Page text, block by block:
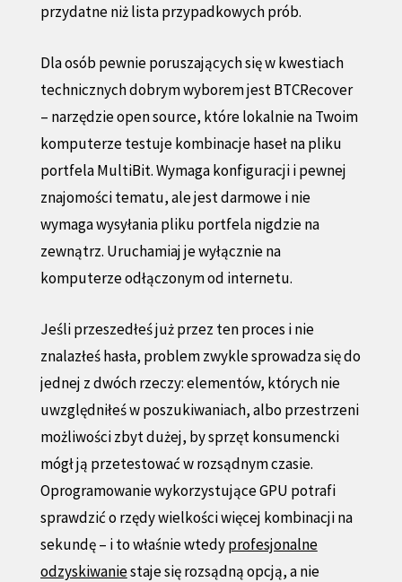
przydatne niż lista przypadkowych prób.
Dla osób pewnie poruszających się w kwestiach
technicznych dobrym wyborem jest BTCRecover
– narzędzie open source, które lokalnie na Twoim
komputerze testuje kombinacje haseł na pliku
portfela MultiBit. Wymaga konfiguracji i pewnej
znajomości tematu, ale jest darmowe i nie
wymaga wysyłania pliku portfela nigdzie na
zewnątrz. Uruchamiaj je wyłącznie na
komputerze odłączonym od internetu.
Jeśli przeszedłeś już przez ten proces i nie
znalazłeś hasła, problem zwykle sprowadza się do
jednej z dwóch rzeczy: elementów, których nie
uwzględniłeś w poszukiwaniach, albo przestrzeni
możliwości zbyt dużej, by sprzęt konsumencki
mógł ją przetestować w rozsądnym czasie.
Oprogramowanie wykorzystujące GPU potrafi
sprawdzić o rzędy wielkości więcej kombinacji na
sekundę – i to właśnie wtedyprofesjonalne
odzyskiwaniestaje się rozsądną opcją, a nie